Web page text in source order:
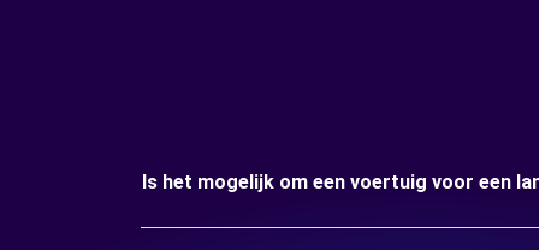
Is het mogelijk om een voertuig voor een